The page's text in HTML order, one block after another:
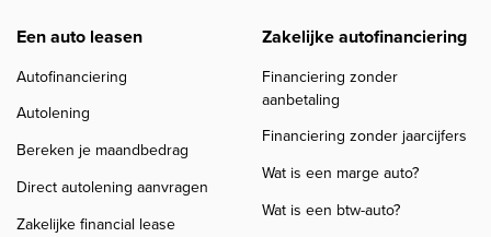
Een auto leasen
Autofinanciering
Autolening
Bereken je maandbedrag
Direct autolening aanvragen
Zakelijke financial lease
Zakelijke autofinanciering
Financiering zonder
aanbetaling
Financiering zonder jaarcijfers
Wat is een marge auto?
Wat is een btw-auto?